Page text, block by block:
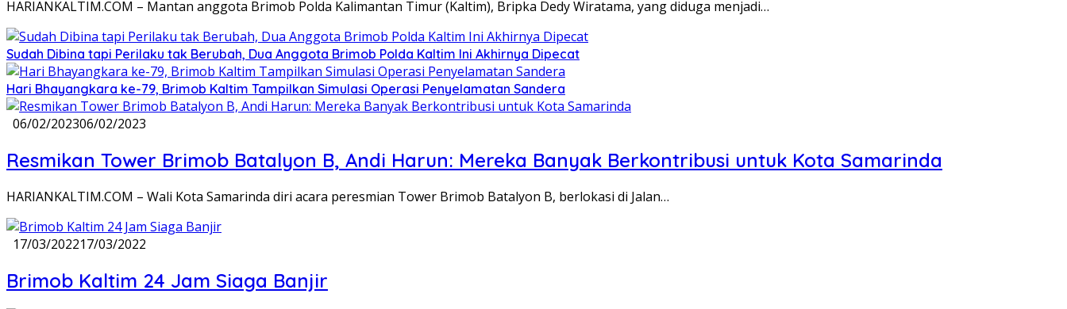
HARIANKALTIM.COM – Mantan anggota Brimob Polda Kalimantan Timur (Kaltim), Bripka Dedy Wiratama, yang diduga menjadi…
Sudah Dibina tapi Perilaku tak Berubah, Dua Anggota Brimob Polda Kaltim Ini Akhirnya Dipecat
Hari Bhayangkara ke-79, Brimob Kaltim Tampilkan Simulasi Operasi Penyelamatan Sandera
06/02/202306/02/2023
Resmikan Tower Brimob Batalyon B, Andi Harun: Mereka Banyak Berkontribusi untuk Kota Samarinda
HARIANKALTIM.COM – Wali Kota Samarinda diri acara peresmian Tower Brimob Batalyon B, berlokasi di Jalan…
17/03/202217/03/2022
Brimob Kaltim 24 Jam Siaga Banjir